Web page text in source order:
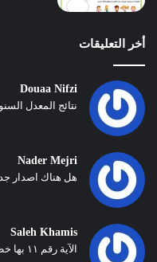
أخر التعليقات
Douaa Nifzi
نتائج المعدل
Nader Mejri
هل هناك اصدار
Saleh Khamis
الآية رقم ١١ بها خطأ لا تَسْمَعُ فِيها لاغِيَةً لقد ضمت التا...